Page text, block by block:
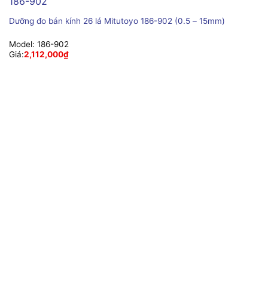
Dưỡng đo bán kính 26 lá Mitutoyo 186-902 (0.5 – 15mm)
Model: 186-902
Giá:2,112,000₫